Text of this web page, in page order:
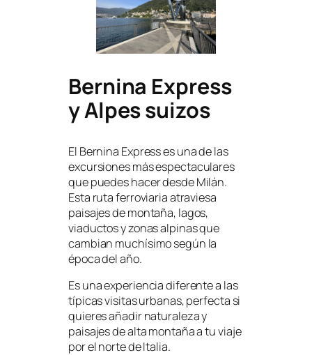
Bernina Express
y Alpes suizos
El Bernina Express es una de las
excursiones más espectaculares
que puedes hacer desde Milán.
Esta ruta ferroviaria atraviesa
paisajes de montaña, lagos,
viaductos y zonas alpinas que
cambian muchísimo según la
época del año.
Es una experiencia diferente a las
típicas visitas urbanas, perfecta si
quieres añadir naturaleza y
paisajes de alta montaña a tu viaje
por el norte de Italia.